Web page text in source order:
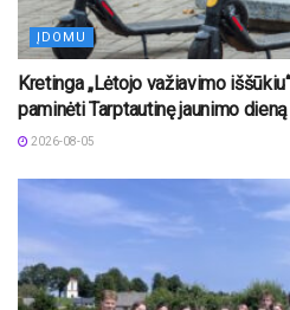
ĮDOMU
Kretinga „Lėtojo važiavimo
paminėti Tarptautinę jaunimo dieną
2026-08-05